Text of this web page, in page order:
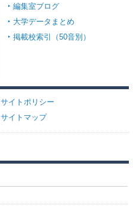
編集室ブログ
大学データまとめ
掲載校索引（50音別）
サイトポリシー
サイトマップ